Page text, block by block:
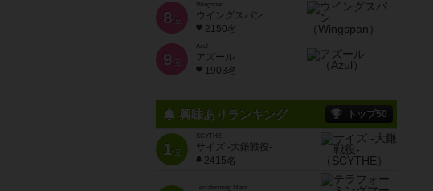
8位
Wingspan
ウイングスパン
2150名
9位
Azul
アズール
1903名
興味ありランキング トップ50
1位
SCYTHE
サイズ -大鎌戦役-
2415名
Terraforming Mars